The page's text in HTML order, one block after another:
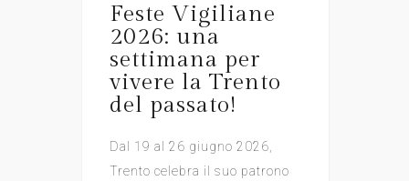
Feste Vigiliane
2026: una
settimana per
vivere la Trento
del passato!
Dal 19 al 26 giugno 2026,
Trento celebra il suo patrono